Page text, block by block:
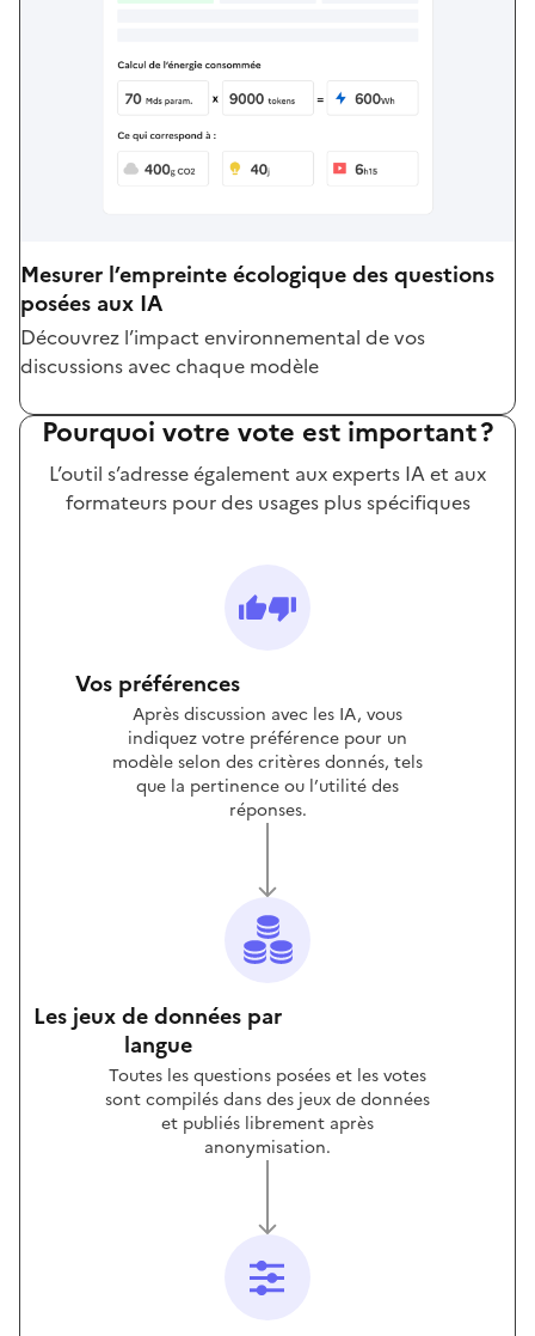
Mesurer l’empreinte écologique des questions
posées aux IA
Découvrez l’impact environnemental de vos
discussions avec chaque modèle
Pourquoi votre vote est important ?
L’outil s’adresse également aux experts IA et aux
formateurs pour des usages plus spécifiques
Vos préférences
Après discussion avec les IA, vous
indiquez votre préférence pour un
modèle selon des critères donnés, tels
que la pertinence ou l’utilité des
réponses.
Les jeux de données par
langue
Toutes les questions posées et les votes
sont compilés dans des jeux de données
et publiés librement après
anonymisation.